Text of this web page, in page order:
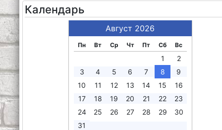
Календарь
Август 2026
Пн Вт Ср Чт Пт Сб Вс
1
2
3
4 5 6 7 8
9
10
11 12 13 14 15
16
17
18 19 20 21 22
23
24
25 26 27 28 29
30
31